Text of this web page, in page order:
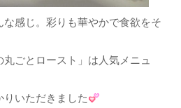
感じ。彩りも華やかで食欲をそ
ごとロースト」は人気メニュ
いただきました